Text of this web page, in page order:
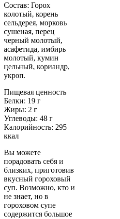
Состав: Горох
колотый, корень
сельдерея, морковь
сушеная, перец
черный молотый,
асафетида, имбирь
молотый, кумин
цельный, кориандр,
укроп.
Пищевая ценность
Белки: 19 г
Жиры: 2 г
Углеводы: 48 г
Калорийность: 295
ккал
Вы можете
порадовать себя и
близких, приготовив
вкусный гороховый
суп. Возможно, кто и
не знает, но в
гороховом супе
содержится большое